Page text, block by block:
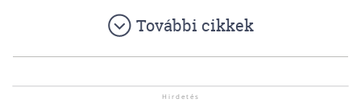
További cikkek